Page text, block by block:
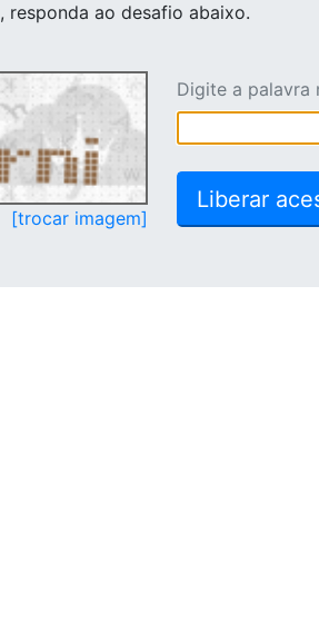
, responda ao desafio abaixo.
[trocar imagem]
Digite a palavra